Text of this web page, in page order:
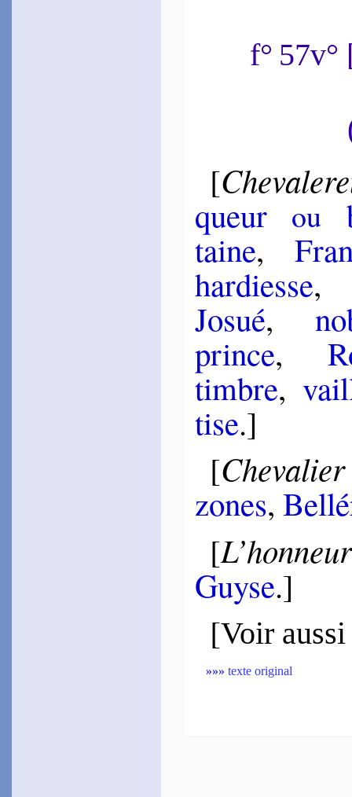
f°
[
queur ou
taine,
har­diesse
Josué,
prince,
timbre,
tise.]
[Chevalier
zones,
[
Guyse.]
[Voir aussi
»»» texte original